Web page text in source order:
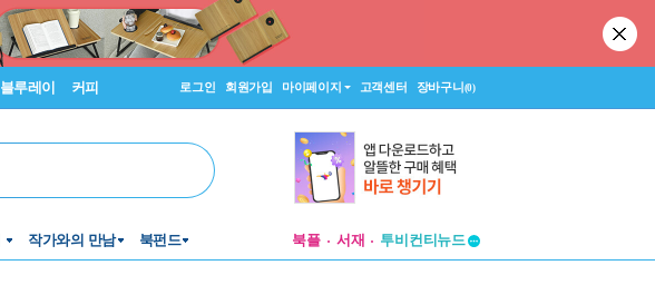
블루레이 커피 로그인 회원가입 마이페이지 고객센터 장바구니(0)
작가와의 만남 북펀드 북플 서재
투비컨티뉴드